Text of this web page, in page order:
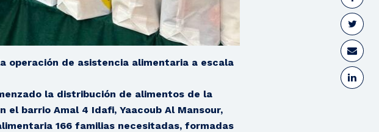
operación de asistencia alimentaria a escala
la distribución de alimentos de la
el barrio Amal 4 Idafi, Yaacoub Al Mansour,
166 familias necesitadas, formadas